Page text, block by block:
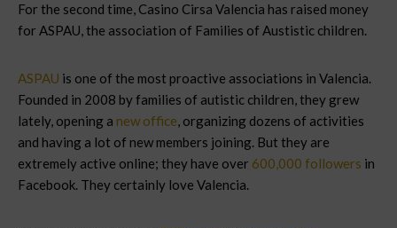
For the second time, Casino Cirsa Valencia has raised money
for ASPAU, the association of Families of Austistic children.
ASPAU is one of the most proactive associations in Valencia.
Founded in 2008 by families of autistic children, they grew
lately, opening a new office, organizing dozens of activities
and having a lot of new members joining. But they are
extremely active online; they have over 600,000 followers in
Facebook. They certainly love Valencia.